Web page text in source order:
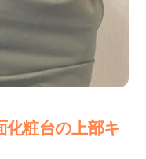
化粧台の上部キ